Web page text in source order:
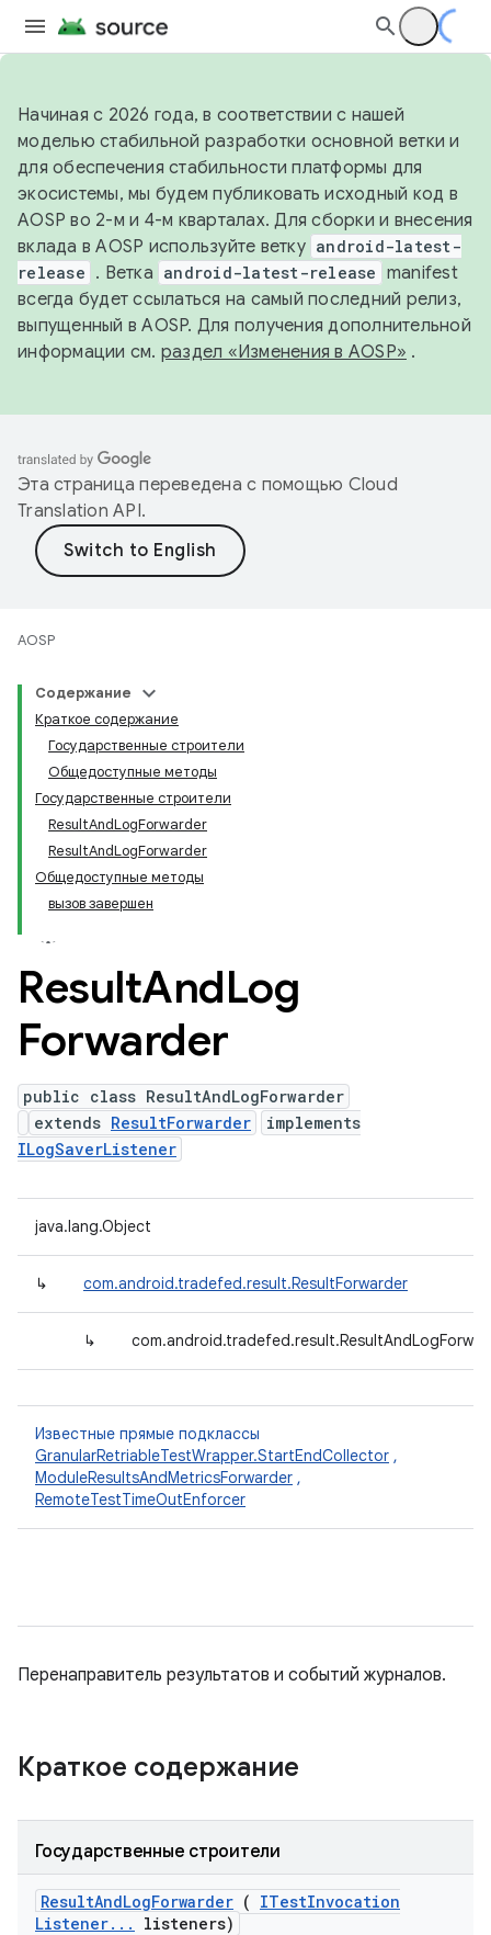
Начиная с 2026 года, в соответствии с нашей
моделью стабильной разработки основной ветки и
для обеспечения стабильности платформы для
экосистемы, мы будем публиковать исходный код в
AOSP во 2-м и 4-м кварталах. Для сборки и внесения
вклада в AOSP используйте ветку android-latest-
release . Ветка android-latest-release manifest
всегда будет ссылаться на самый последний релиз,
выпущенный в AOSP. Для получения дополнительной
информации см. раздел «Изменения в AOSP» .
Эта страница переведена с помощью Cloud
Translation API.
AOSP
Содержание
Краткое содержание
Государственные строители
Общедоступные методы
Государственные строители
ResultAndLogForwarder
ResultAndLogForwarder
Общедоступные методы
вызов завершен
ResultAndLog
Forwarder
public class ResultAndLogForwarder
extends ResultForwarder
implements
ILogSaverListener
java.lang.Object
↳ com.android.tradefed.result.ResultForwarder
↳
Известные прямые подклассы
GranularRetriableTestWrapper.StartEndCollector ,
ModuleResultsAndMetricsForwarder ,
RemoteTestTimeOutEnforcer
Перенаправитель результатов и событий журналов.
Краткое содержание
Государственные строители
ResultAndLogForwarder ( ITestInvocation
Listener. . . listeners)